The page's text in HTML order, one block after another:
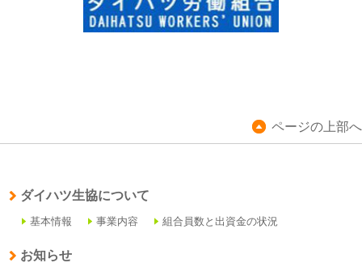
ページの上部へ
ダイハツ生協について
基本情報 事業内容 組合員数と出資金の状況
お知らせ